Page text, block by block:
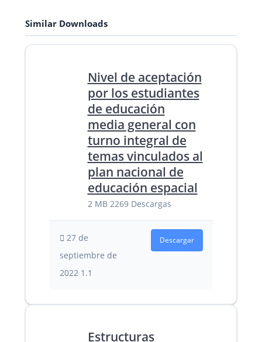
Similar Downloads
Nivel de aceptación
por los estudiantes
de educación
media general con
turno integral de
temas vinculados al
plan nacional de
educación espacial
2 MB 2269 Descargas
27 de
septiembre de
2022 1.1
Descargar
Estructuras